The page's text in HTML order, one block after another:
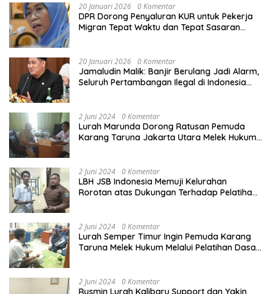
20 Januari 2026 0 Komentar
DPR Dorong Penyaluran KUR untuk Pekerja
Migran Tepat Waktu dan Tepat Sasaran
20 Januari 2026 0 Komentar
Jamaludin Malik: Banjir Berulang Jadi Alarm,
Seluruh Pertambangan Ilegal di Indonesia
2 Juni 2024 0 Komentar
Lurah Marunda Dorong Ratusan Pemuda
Karang Taruna Jakarta Utara Melek Hukum
2 Juni 2024 0 Komentar
LBH JSB Indonesia Memuji Kelurahan
Rorotan atas Dukungan Terhadap Pelatihan
2 Juni 2024 0 Komentar
Lurah Semper Timur Ingin Pemuda Karang
Taruna Melek Hukum Melalui Pelatihan Dasar
2 Juni 2024 0 Komentar
Rusmin Lurah Kalibaru Support dan Yakin